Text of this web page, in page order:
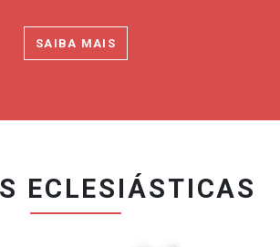
SAIBA MAIS
ECLESIÁSTICAS